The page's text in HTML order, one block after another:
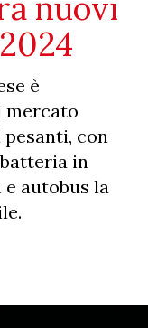
è
mercato
con
in
autobus la